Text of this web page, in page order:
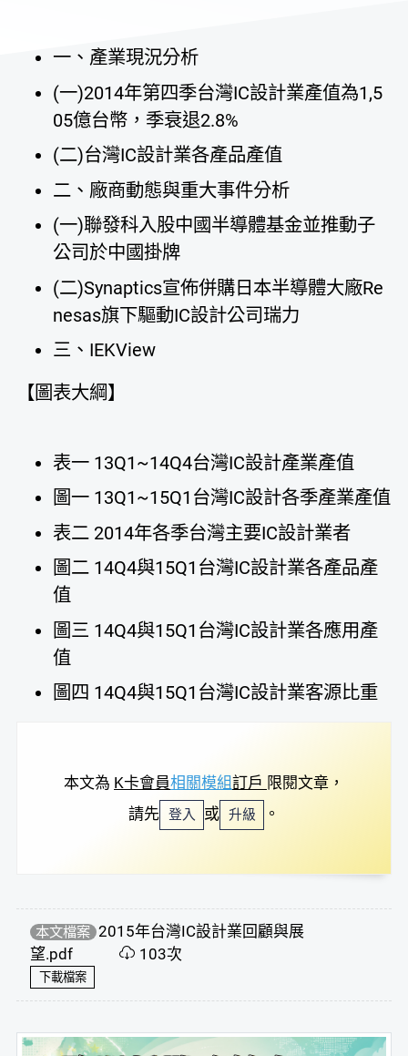
一、產業現況分析
(一)2014年第四季台灣IC設計業產值為1,5
05億台幣，季衰退2.8%
(二)台灣IC設計業各產品產值
二、廠商動態與重大事件分析
(一)聯發科入股中國半導體基金並推動子
公司於中國掛牌
(二)Synaptics宣佈併購日本半導體大廠Re
nesas旗下驅動IC設計公司瑞力
三、IEKView
【圖表大綱】
表一 13Q1~14Q4台灣IC設計產業產值
圖一 13Q1~15Q1台灣IC設計各季產業產值
表二 2014年各季台灣主要IC設計業者
圖二 14Q4與15Q1台灣IC設計業各產品產
值
圖三 14Q4與15Q1台灣IC設計業各應用產
值
圖四 14Q4與15Q1台灣IC設計業客源比重
本文為 K卡會員相關模組訂戶 限閱文章，
請先 登入 或 升級 。
本文檔案 2015年台灣IC設計業回顧與展
望.pdf
103次
下載檔案